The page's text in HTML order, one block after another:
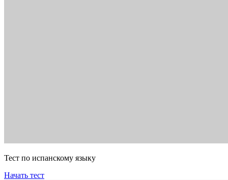
Тест по испанскому языку
Начать тест